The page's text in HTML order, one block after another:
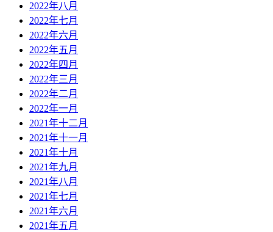
2022年八月
2022年七月
2022年六月
2022年五月
2022年四月
2022年三月
2022年二月
2022年一月
2021年十二月
2021年十一月
2021年十月
2021年九月
2021年八月
2021年七月
2021年六月
2021年五月